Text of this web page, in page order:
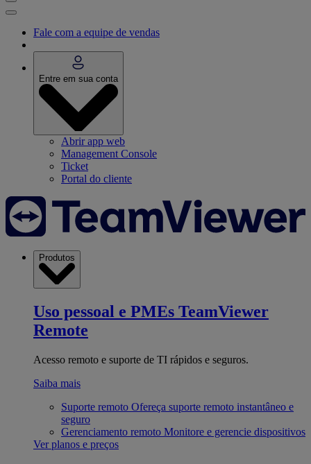
Fale com a equipe de vendas
Entre em sua conta
Abrir app web
Management Console
Ticket
Portal do cliente
Produtos
Uso pessoal e PMEs TeamViewer
Remote
Acesso remoto e suporte de TI rápidos e seguros.
Saiba mais
Suporte remoto Ofereça suporte remoto instantâneo e
seguro
Gerenciamento remoto Monitore e gerencie dispositivos
Ver planos e preços